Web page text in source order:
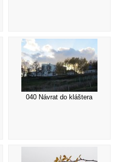
040 Návrat do kláštera